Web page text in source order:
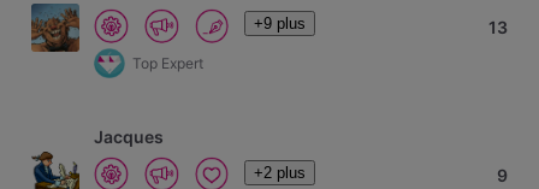
+9 plus
Top Expert
13
Jacques
+2 plus 9